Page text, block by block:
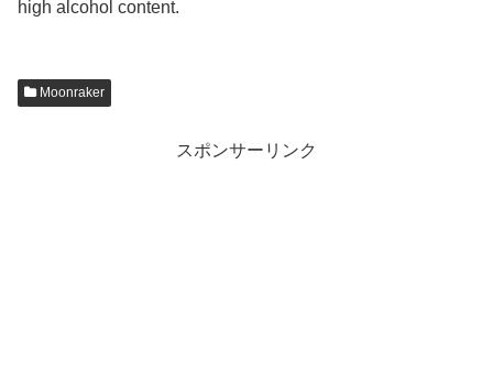
high alcohol content.
Moonraker
スポンサーリンク